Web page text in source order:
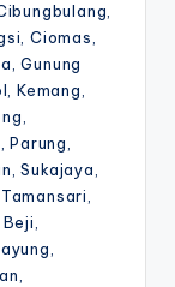
Ciomas,
Gunung
Kemang,
Sukajaya,